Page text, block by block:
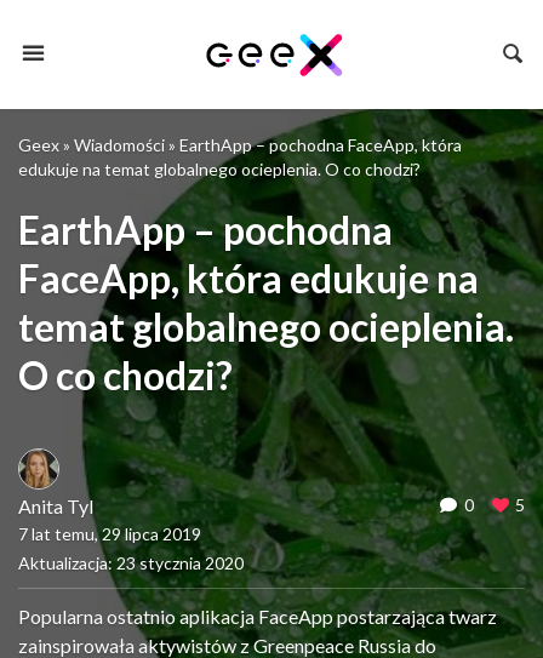
Geex» Wiadomości» EarthApp – pochodna FaceApp, która
edukuje na temat globalnego ocieplenia. O co chodzi?
EarthApp – pochodna
FaceApp, która edukuje na
temat globalnego ocieplenia.
O co chodzi?
Anita Tyl
7 lat temu, 29 lipca 2019
Aktualizacja: 23 stycznia 2020
0 5
Popularna ostatnio aplikacja FaceApp postarzająca twarz
zainspirowała aktywistów z Greenpeace Russia do